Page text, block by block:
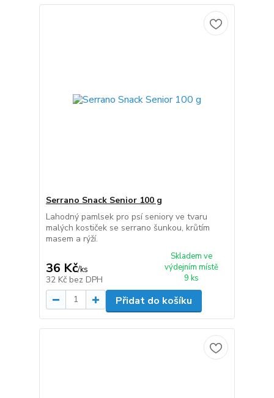
Serrano Snack Senior 100 g
Lahodný pamlsek pro psí seniory ve tvaru
malých kostiček se serrano šunkou, krůtím
masem a rýží.
36 Kč/ks
32 Kč bez DPH
Skladem ve
výdejním místě
9 ks
Přidat do košíku